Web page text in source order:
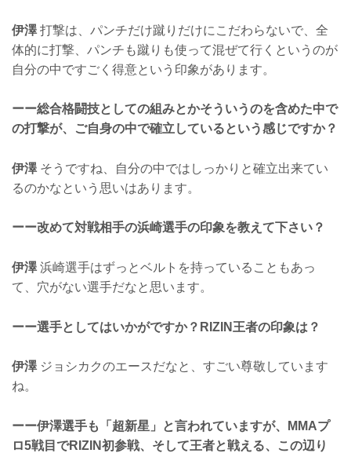
伊澤打撃は、パンチだけ蹴りだけにこだわらないで、全
体的に打撃、パンチも蹴りも使って混ぜて行くというのが
自分の中ですごく得意という印象があります。
ーー総合格闘技としての組みとかそういうのを含めた中で
の打撃が、ご自身の中で確立しているという感じですか？
伊澤そうですね、自分の中ではしっかりと確立出来てい
るのかなという思いはあります。
ーー改めて対戦相手の浜崎選手の印象を教えて下さい？
伊澤浜崎選手はずっとベルトを持っていることもあっ
て、穴がない選手だなと思います。
ーー選手としてはいかがですか？RIZIN王者の印象は？
伊澤ジョシカクのエースだなと、すごい尊敬しています
ね。
ーー伊澤選手も「超新星」と言われていますが、MMAプ
ロ5戦目でRIZIN初参戦、そして王者と戦える、この辺り